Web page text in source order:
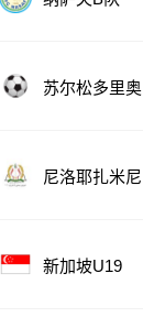
苏尔松多里奥
尼洛耶扎米尼
新加坡U19